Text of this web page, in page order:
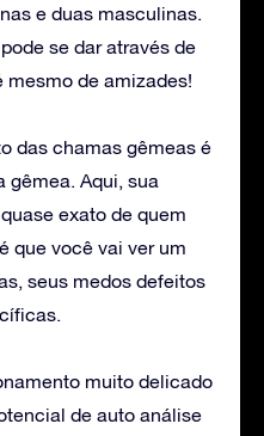
e duas masculinas.
se dar através de
mesmo de amizades!
das chamas gêmeas é
gêmea. Aqui, sua
exato de quem
que você vai ver um
seus medos defeitos
muito delicado
de auto análise